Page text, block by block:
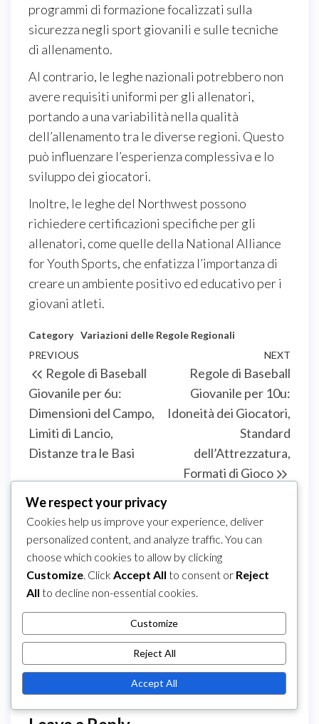
programmi di formazione focalizzati sulla
sicurezza negli sport giovanili e sulle tecniche
di allenamento.
Al contrario, le leghe nazionali potrebbero non
avere requisiti uniformi per gli allenatori,
portando a una variabilità nella qualità
dell’allenamento tra le diverse regioni. Questo
può influenzare l’esperienza complessiva e lo
sviluppo dei giocatori.
Inoltre, le leghe del Northwest possono
richiedere certificazioni specifiche per gli
allenatori, come quelle della National Alliance
for Youth Sports, che enfatizza l’importanza di
creare un ambiente positivo ed educativo per i
giovani atleti.
Category Variazioni delle Regole Regionali
Post
navigation
Previous
Post
PREVIOUS
Regole di Baseball
Giovanile per 6u:
Dimensioni del Campo,
Limiti di Lancio,
Distanze tra le Basi
NEXT
Regole di Baseball
Giovanile per 10u:
Idoneità dei Giocatori,
Standard
dell’Attrezzatura,
Formati di Gioco
About The Author
Luca Ferri è un appassionato di baseball
giovanile e scrittore di regole per il gioco.
Cresciuto in una piccola città italiana, ha
dedicato la sua vita a insegnare ai giovani
l'importanza del fair play e della disciplina
attraverso lo sport. Con il suo approccio pratico
e coinvolgente, spera di ispirare la prossima
generazione di giocatori.
We respect your privacy
Cookies help us improve your experience, deliver
personalized content, and analyze traffic. You can
choose which cookies to allow by clicking
Customize. Click Accept All to consent or Reject
All to decline non-essential cookies.
Customize
Reject All
Accept All